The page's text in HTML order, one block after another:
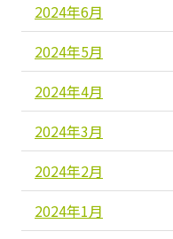
2024年6月
2024年5月
2024年4月
2024年3月
2024年2月
2024年1月